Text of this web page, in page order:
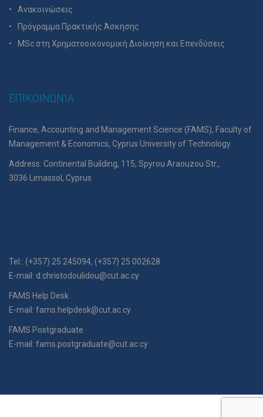
Ανακοινώσεις
Πρόγραμμα Πρακτικής Άσκησης
MSc στη Χρηματοοικονομική Διοίκηση και Επενδύσεις
ΕΠΙΚΟΙΝΩΝΊΑ
Finance, Accounting and Management Science (FAMS), Faculty of
Management & Economics, Cyprus University of Technology
Address: Continental Building, 115, Spyrou Araouzou Str.,
3036 Limassol, Cyprus
Tel.: (+357) 25 245094, (+357) 25 002628
E-mail: d.christodoulidou@cut.ac.cy
FAMS Help Desk
E-mail: fams.helpdesk@cut.ac.cy
FAMS Postgraduate
E-mail: fams.postgraduate@cut.ac.cy